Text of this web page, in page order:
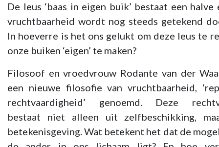
De leus ‘baas in eigen buik’ bestaat een halve
vruchtbaarheid wordt nog steeds getekend
In hoeverre is het ons gelukt om deze leus te
onze buiken ‘eigen’ te maken?
Filosoof en vroedvrouw Rodante van der
een nieuwe filosofie van vruchtbaarheid,
rechtvaardigheid’ genoemd. Deze
bestaat niet alleen uit zelfbeschikking,
betekenisgeving. Wat betekent het dat de